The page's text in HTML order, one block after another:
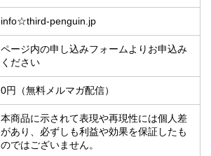
info☆third-penguin.jp
ページ内の申し込みフォームよりお申込み
ください
0円（無料メルマガ配信）
本商品に示されて表現や再現性には個人差
があり、必ずしも利益や効果を保証したも
のではございません。